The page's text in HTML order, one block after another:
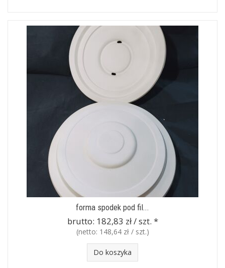
forma spodek pod fil...
brutto: 182,83 zł / szt. *
(netto: 148,64 zł / szt.)
Do koszyka